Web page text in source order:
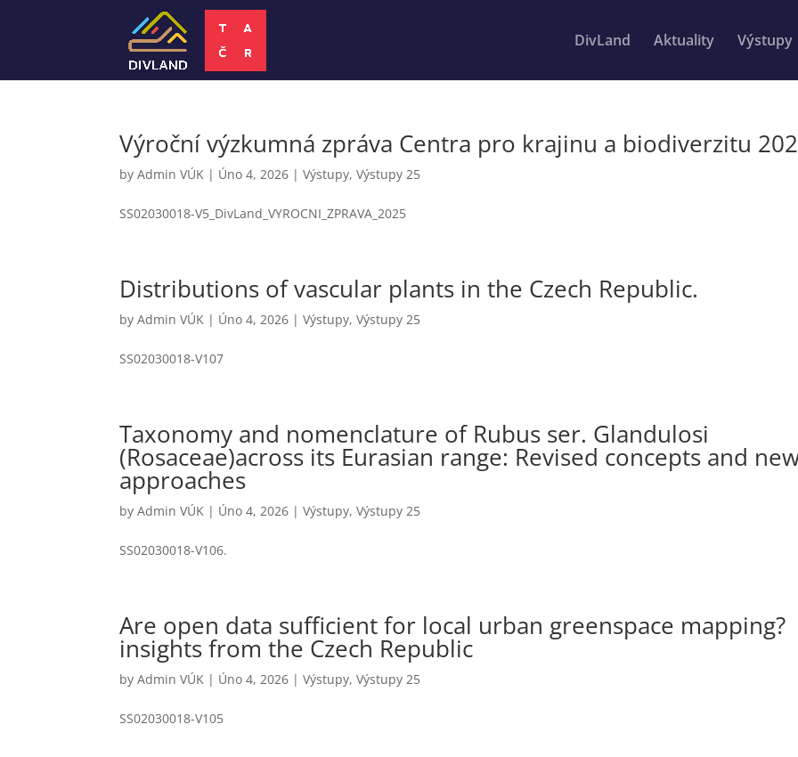
DivLand Aktuality Výstupy
Výroční výzkumná zpráva Centra pro krajinu a biodiverzitu
byAdmin VÚK | Úno 4, 2026 |Výstupy,Výstupy 25
SS02030018-V5_DivLand_VYROCNI_ZPRAVA_2025
Distributions of vascular plants in the Czech Republic.
byAdmin VÚK | Úno 4, 2026 |Výstupy,Výstupy 25
SS02030018-V107
Taxonomy and nomenclature of Rubus ser. Glandulosi
(Rosaceae)across its Eurasian range: Revised concepts and
approaches
byAdmin VÚK | Úno 4, 2026 |Výstupy,Výstupy 25
SS02030018-V106.
Are open data sufficient for local urban greenspace mapping?
insights from the Czech Republic
byAdmin VÚK | Úno 4, 2026 |Výstupy,Výstupy 25
SS02030018-V105